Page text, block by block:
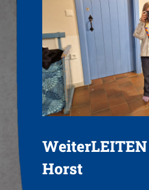
Horst